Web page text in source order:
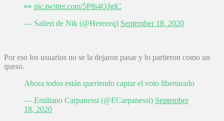
👀 pic.twitter.com/5P8i4OJglC
— Salieri de Nik (@Herezeq) September 18, 2020
Por eso los usuarios no se la dejaron pasar y lo partieron como un
queso.
Ahora todos están queriendo captar el voto libertarado
— Emiliano Carpanessi (@ECarpanessi) September
18, 2020